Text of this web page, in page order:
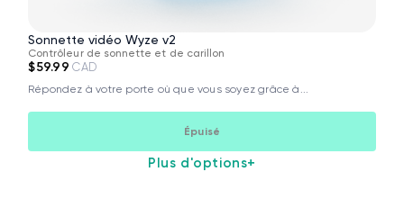
Sonnette vidéo Wyze v2
Contrôleur de sonnette et de carillon
$59.99 CAD
Répondez à votre porte où que vous soyez grâce à...
Épuisé
Plus d'options+